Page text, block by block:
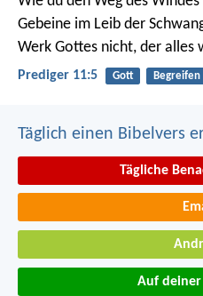
Gebeine im Leib der
Werk Gottes nicht, der alles
Prediger 11:5 Gott Begreifen
Täglich einen Bibelvers
Tägliche
Auf